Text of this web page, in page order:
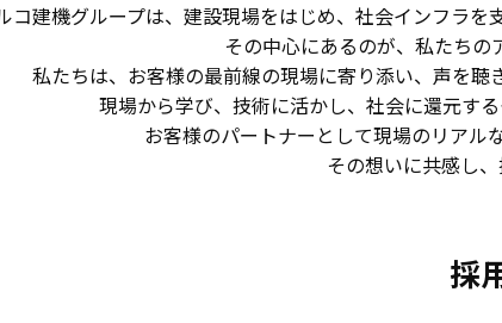
コ建機グループは、建設現場をはじめ、社会インフラ
その中心にあるのが、私たちの
私たちは、 お客様の最前線の現場に寄り添い、声を
現場から学び、技術に活かし、社会に還元す
お客様のパートナーとして現場のリアル
その想いに共感し
採